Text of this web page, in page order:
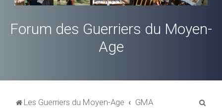
Forum des Guerriers du Moyen-
Age
Les Guerriers du Moyen-Age GMA